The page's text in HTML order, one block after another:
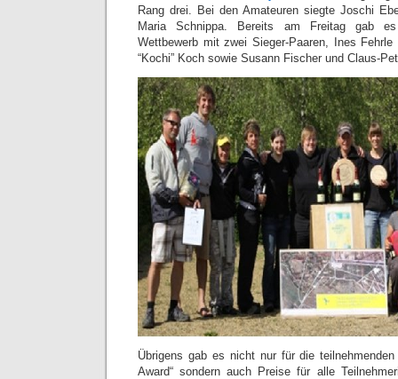
Rang drei. Bei den Amateuren siegte Joschi
Maria Schnippa. Bereits am Freitag gab es
Wettbewerb mit zwei Sieger-Paaren, Ines
“Kochi” Koch sowie Susann Fischer und Claus-
Übrigens gab es nicht nur für die teilnehmenden
Award“ sondern auch Preise für alle